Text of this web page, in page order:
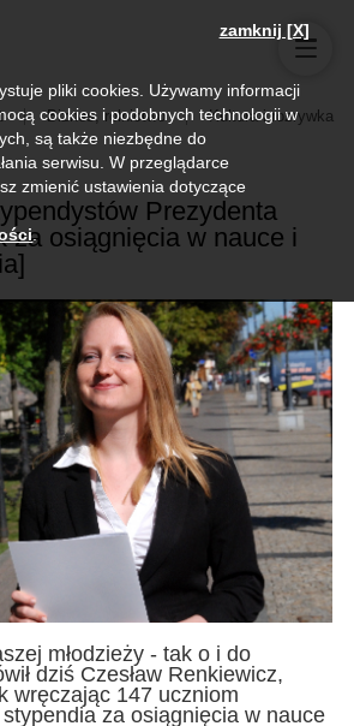
Biznes, rolnictwo Kultura i rozrywka
Prezydenta
za osiągnięcia w nauce i
młodzieży - tak o i do
dziś Czesław Renkiewicz,
wręczając 147 uczniom
stypendia za osiągnięcia w nauce
zamknij [X]
pliki cookies. Używamy informacji
cookies i podobnych technologii w
są także niezbędne do
serwisu. W przeglądarce
zmienić ustawienia dotyczące
.